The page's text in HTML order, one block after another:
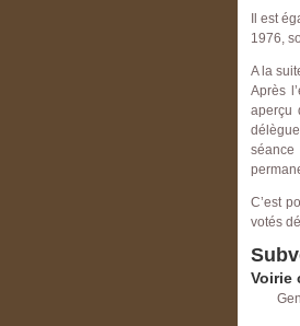
Il est
1976,
A la
Après
aperçu
C’est
votés
Voirie